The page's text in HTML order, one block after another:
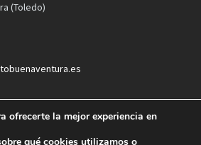
(Toledo)
ofrecerte la mejor experiencia en
qué cookies utilizamos o